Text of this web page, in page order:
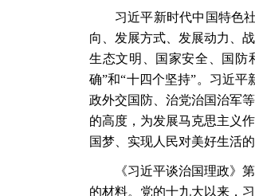
习近平新时代中国特色
向、发展方式、发展动力、
生态文明、国家安全、国防
确”和“十四个坚持”。习近
政外交国防、治党治国治军
的高度，为发展马克思主义
国梦、实现人民对美好生活
《习近平谈治国理政》
的材料。党的十九大以来，